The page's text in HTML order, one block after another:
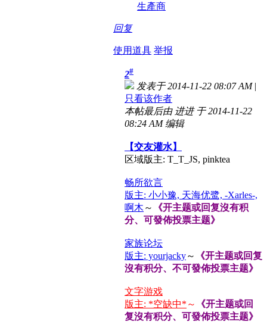
生產商
回复
使用道具 举报
2#
发表于 2014-11-22 08:07 AM |
只看该作者
本帖最后由 进进 于 2014-11-22
08:24 AM 编辑
【交友灌水】
区域版主: T_T_JS, pinktea
畅所欲言
版主: 小小豫, 天海优鹭, -Xarles-,
啊木 ～
《开主题或回复沒有积
分、可發佈投票主题》
家族论坛
版主: yourjacky～
《开主题或回复
沒有积分、不可發佈投票主题》
文字游戏
版主: *空缺中* ～
《开主题或回
复沒有积分、可發佈投票主题》